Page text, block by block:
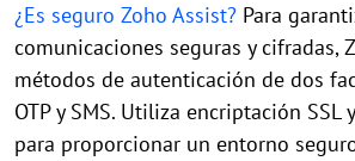
¿Es seguro Zoho Assist? Para
comunicaciones seguras y cifradas,
métodos de autenticación de dos
OTP y SMS. Utiliza encriptación SSL
para proporcionar un entorno